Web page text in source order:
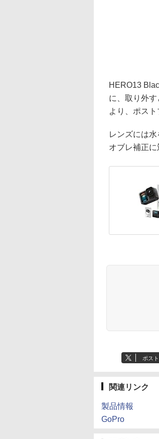
HERO13
に、取り外
より、ポス
レンズには
オブレ補正
ポスト
関連リンク
製品情報
GoPro